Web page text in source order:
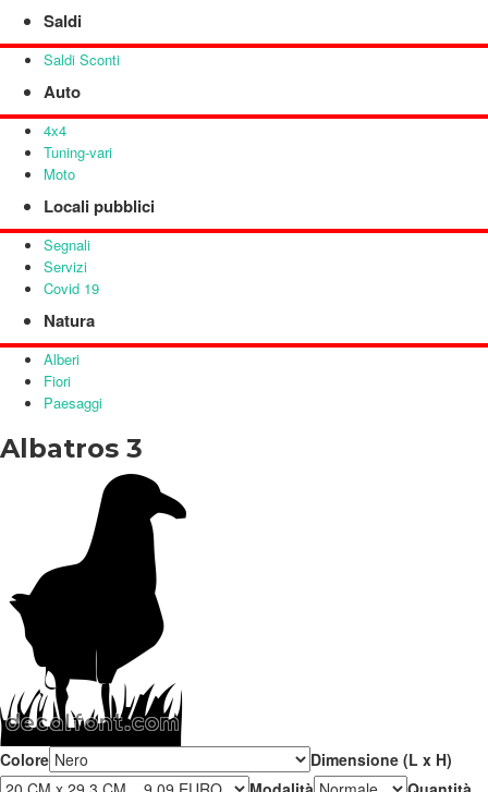
Saldi
Saldi Sconti
Auto
4x4
Tuning-vari
Moto
Locali pubblici
Segnali
Servizi
Covid 19
Natura
Alberi
Fiori
Paesaggi
Albatros 3
Colore
Dimensione (L x H)